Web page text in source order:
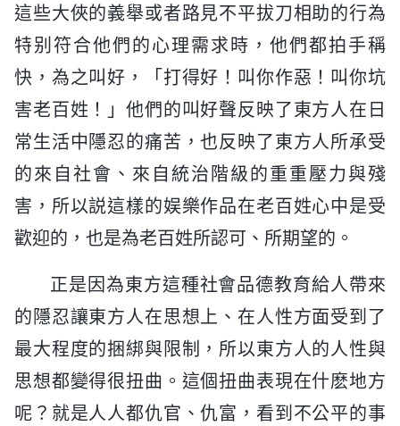
這些大俠的義舉或者路見不平拔刀相助的行為
特别符合他們的心理需求時，他們都拍手稱
快，為之叫好，「打得好！叫你作惡！叫你坑
害老百姓！」他們的叫好聲反映了東方人在日
常生活中隱忍的痛苦，也反映了東方人所承受
的來自社會、來自統治階級的重重壓力與殘
害，所以説這樣的娱樂作品在老百姓心中是受
歡迎的，也是為老百姓所認可、所期望的。
正是因為東方這種社會品德教育給人帶來
的隱忍讓東方人在思想上、在人性方面受到了
最大程度的捆綁與限制，所以東方人的人性與
思想都變得很扭曲。這個扭曲表現在什麽地方
呢？就是人人都仇官、仇富，看到不公平的事